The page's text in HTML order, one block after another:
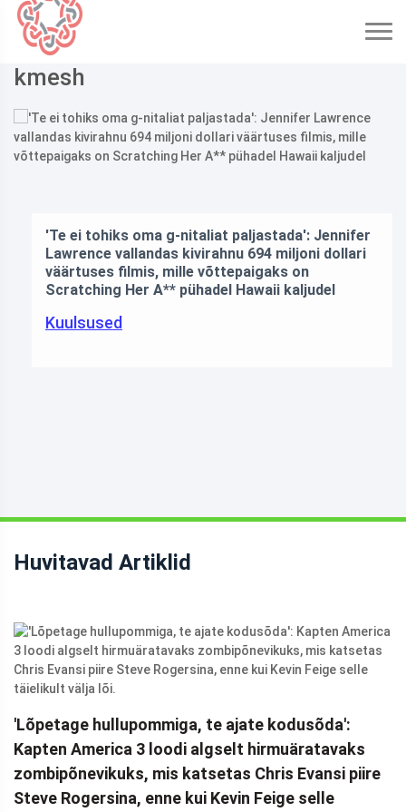
kmesh
'Te ei tohiks oma g-nitaliat paljastada': Jennifer
Lawrence vallandas kivirahnu 694 miljoni dollari
väärtuses filmis, mille võttepaigaks on
Scratching Her A** pühadel Hawaii kaljudel
Kuulsused
Huvitavad Artiklid
'Lõpetage hullupommiga, te ajate kodusõda':
Kapten America 3 loodi algselt hirmuäratavaks
zombipõnevikuks, mis katsetas Chris Evansi piire
Steve Rogersina, enne kui Kevin Feige selle